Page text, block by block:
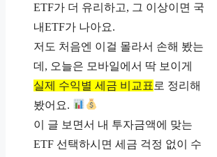
ETF가 더 유리하고, 그 이상이면 국
내ETF가 나아요.
저도 처음엔 이걸 몰라서 손해 봤는
데, 오늘은 모바일에서 딱 보이게
실제 수익별 세금 비교표 로 정리해
봤어요.
이 글 보면서 내 투자금액에 맞는
ETF 선택하시면 세금 걱정 없이 수